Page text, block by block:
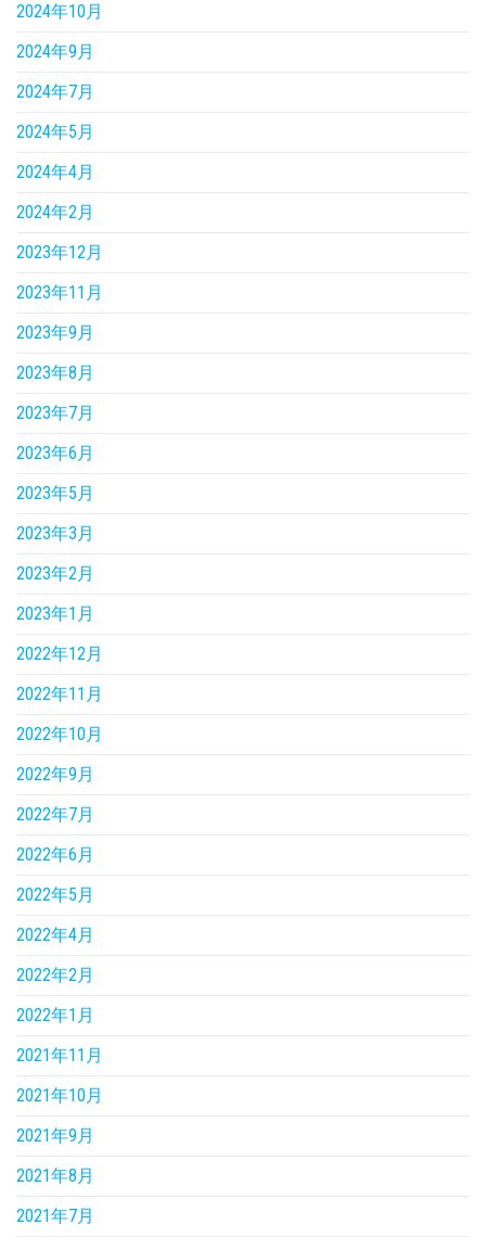
2024年10月
2024年9月
2024年7月
2024年5月
2024年4月
2024年2月
2023年12月
2023年11月
2023年9月
2023年8月
2023年7月
2023年6月
2023年5月
2023年3月
2023年2月
2023年1月
2022年12月
2022年11月
2022年10月
2022年9月
2022年7月
2022年6月
2022年5月
2022年4月
2022年2月
2022年1月
2021年11月
2021年10月
2021年9月
2021年8月
2021年7月